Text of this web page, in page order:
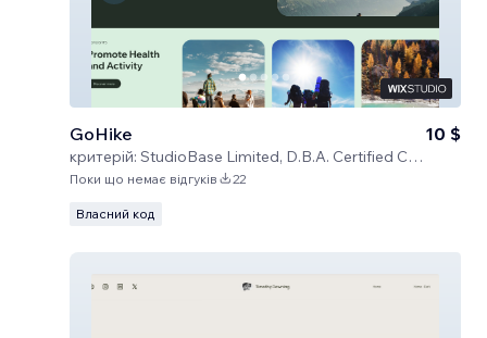
GoHike
критерій: StudioBase Limited, D.B.A. Certified Code
10 $
Поки що немає відгуків 22
Власний код